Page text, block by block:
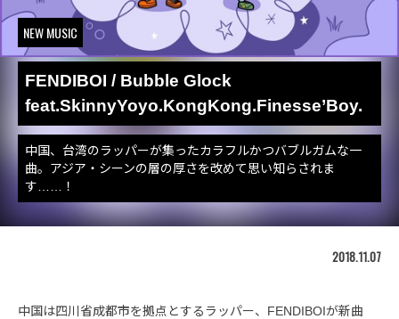
NEW MUSIC
FENDIBOI / Bubble Glock
feat.SkinnyYoyo.KongKong.Finesse’Boy.
中国、台湾のラッパーが集ったカラフルかつバブルガムな一
曲。アジア・シーンの層の厚さを改めて思い知らされま
す……！
2018.11.07
中国は四川省成都市を拠点とするラッパー、FENDIBOIが新曲